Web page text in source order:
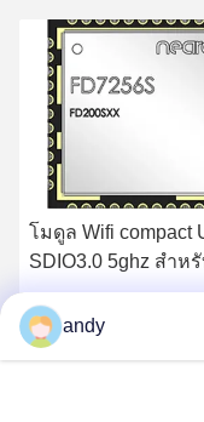
โมดูล Wifi compact
SDIO3.0 5ghz สําห
คอมพิวเตอร์แล็ปโตป
FD7256Sหา ราคา ที่ ดี ที่สุ
andy